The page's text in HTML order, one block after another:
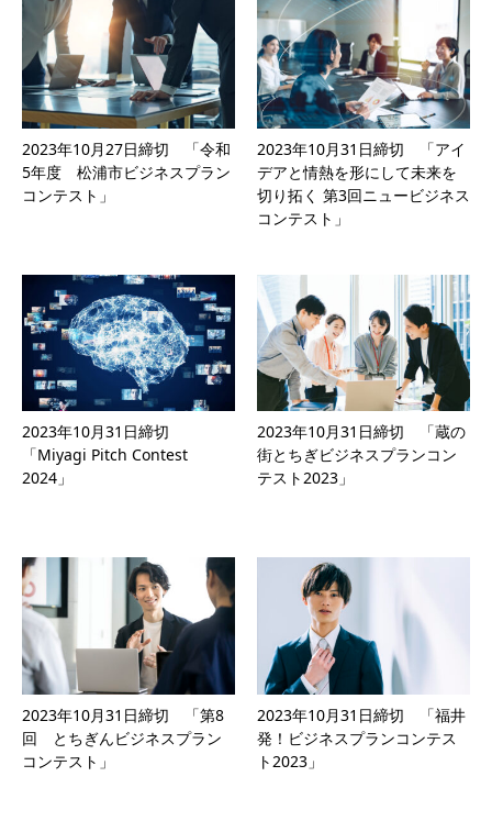
2023年10月27日締切 「令和
5年度 松浦市ビジネスプラン
コンテスト」
2023年10月31日締切 「アイ
デアと情熱を形にして未来を
切り拓く 第3回ニュービジネス
コンテスト」
2023年10月31日締切
「Miyagi Pitch Contest
2024」
2023年10月31日締切 「蔵の
街とちぎビジネスプランコン
テスト2023」
2023年10月31日締切 「第8
回 とちぎんビジネスプラン
コンテスト」
2023年10月31日締切 「福井
発！ビジネスプランコンテス
ト2023」